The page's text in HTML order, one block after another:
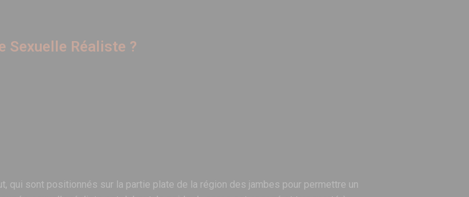
Sexuelle Réaliste ?
qui sont positionnés sur la partie plate de la région des jambes pour permettre un